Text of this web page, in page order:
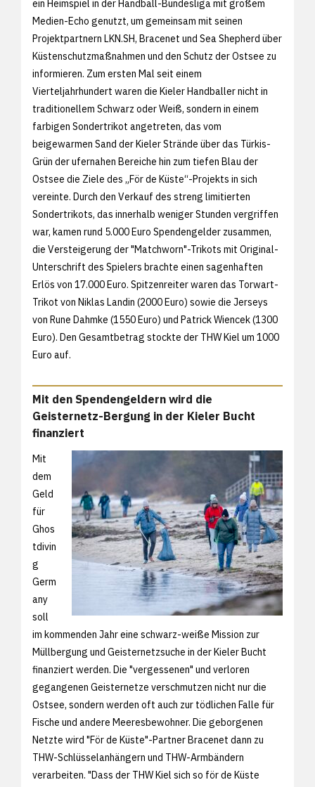
ein Heimspiel in der Handball-Bundesliga mit großem
Medien-Echo genutzt, um gemeinsam mit seinen
Projektpartnern LKN.SH, Bracenet und Sea Shepherd über
Küstenschutzmaßnahmen und den Schutz der Ostsee zu
informieren. Zum ersten Mal seit einem
Vierteljahrhundert waren die Kieler Handballer nicht in
traditionellem Schwarz oder Weiß, sondern in einem
farbigen Sondertrikot angetreten, das vom
beigewarmen Sand der Kieler Strände über das Türkis-
Grün der ufernahen Bereiche hin zum tiefen Blau der
Ostsee die Ziele des „För de Küste“-Projekts in sich
vereinte. Durch den Verkauf des streng limitierten
Sondertrikots, das innerhalb weniger Stunden vergriffen
war, kamen rund 5.000 Euro Spendengelder zusammen,
die Versteigerung der "Matchworn"-Trikots mit Original-
Unterschrift des Spielers brachte einen sagenhaften
Erlös von 17.000 Euro. Spitzenreiter waren das Torwart-
Trikot von Niklas Landin (2000 Euro) sowie die Jerseys
von Rune Dahmke (1550 Euro) und Patrick Wiencek (1300
Euro). Den Gesamtbetrag stockte der THW Kiel um 1000
Euro auf.
Mit den Spendengeldern wird die
Geisternetz-Bergung in der Kieler Bucht
finanziert
Mit
dem
Geld
für
Ghos
tdivin
g
Germ
any
soll
im kommenden Jahr eine schwarz-weiße Mission zur
Müllbergung und Geisternetzsuche in der Kieler Bucht
finanziert werden. Die "vergessenen" und verloren
gegangenen Geisternetze verschmutzen nicht nur die
Ostsee, sondern werden oft auch zur tödlichen Falle für
Fische und andere Meeresbewohner. Die geborgenen
Netzte wird "För de Küste"-Partner Bracenet dann zu
THW-Schlüsselanhängern und THW-Armbändern
verarbeiten. "Dass der THW Kiel sich so för de Küste